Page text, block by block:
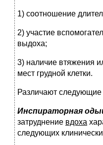
1) соотношение
2) участие
выдоха;
3) наличие втяжения
мест грудной клетки.
Различают следующие
Инспираторная
затруднение вдоха
следующих